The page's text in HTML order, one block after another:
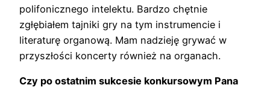
polifonicznego intelektu. Bardzo chętnie
zgłębiałem tajniki gry na tym instrumencie i
literaturę organową. Mam nadzieję grywać w
przyszłości koncerty również na organach.
Czy po ostatnim sukcesie konkursowym Pana